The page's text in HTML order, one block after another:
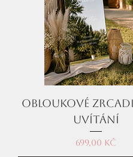
Obloukové
uvítání
Cena
699,00 Kč